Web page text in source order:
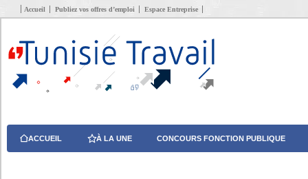
Accueil Publiez vos offres d’emploi Espace Entreprise
ACCUEIL À LA UNE CONCOURS FONCTION PUBLIQUE